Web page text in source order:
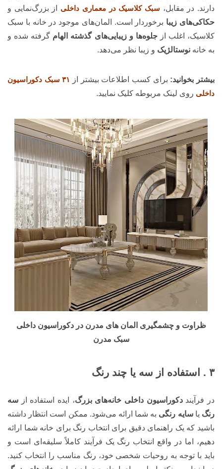
دارند. در مقابل، سبک کلاسیک در معماری داخلی از بزرگ‌نمایی و
حکاکی‌های زیبا برخوردار است. المان‌های موجود در خانه با سبک
کلاسیک، اغلب ازجلوه‌ها و زیبایی‌های گذشته الهام گرفته شده و
به خانه نوستالژیک و زیبا نظر می‌دهد.
بیشتر بخوانید: برای کسب اطلاعات بیشتر از
۳۱ سبک دکوراسیون
داخلی روی لینک مربوطه کلیک نمایید.
ظراوت و چشمگیری المان های مدرن در دکوراسیون داخلی
سبک مدرن
۳ . استفاده از سه یا چند رنگ
در فرآینددکوراسیون داخلی خانه‌های بزرگ، ایده استفاده از سه
رنگ یاسایه رنگی به شما ارائه می‌شود. ممکن است انتظار داشته
باشید که یک راهنمای دقیق برای انتخاب رنگ برای خانه شما ارائه
دهیم، اما در واقع انتخاب رنگ یک فرآیند کاملاً سلیقه‌ای است و
باید با توجه به روحیات شخصی خود، رنگ مناسب را انتخاب کنید.